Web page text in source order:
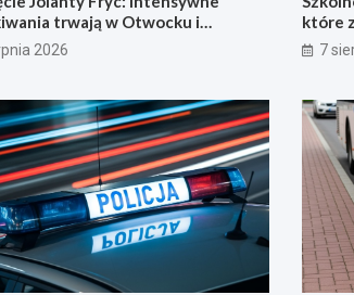
trwają w Otwocku i
2026
które
7